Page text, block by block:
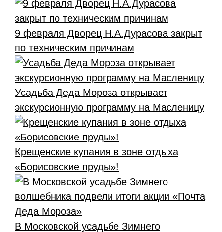
9 февраля Дворец Н.А.Дурасова закрыт
по техническим причинам
Усадьба Деда Мороза открывает
экскурсионную программу на Масленицу
Крещенские купания в зоне отдыха
«Борисовские пруды»!
В Московской усадьбе Зимнего